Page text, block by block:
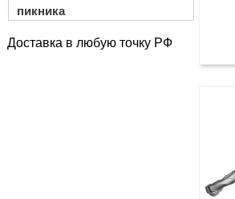
пикника
Доставка в любую точку РФ